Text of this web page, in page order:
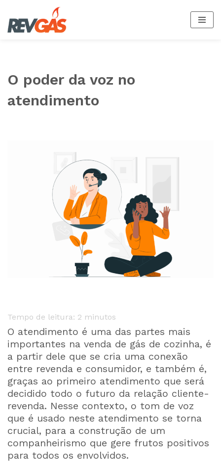
Pular
O poder da voz no
atendimento
Tempo de leitura: 2 minutos
O atendimento é uma das partes mais
importantes na venda de gás de cozinha, é
a partir dele que se cria uma conexão
entre revenda e consumidor, e também é,
graças ao primeiro atendimento que será
decidido todo o futuro da relação cliente-
revenda. Nesse contexto, o tom de voz
que é usado neste atendimento se torna
crucial, para a construção de um
companheirismo que gere frutos positivos
para todos os envolvidos.